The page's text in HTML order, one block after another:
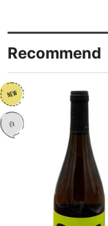
Recommend